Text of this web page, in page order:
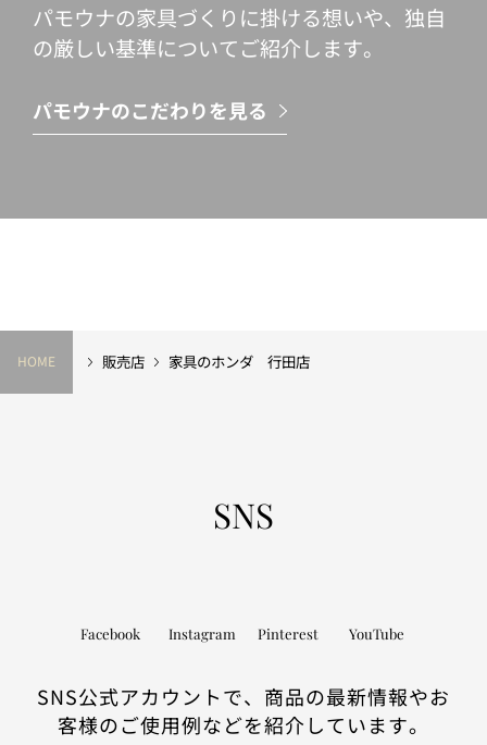
パモウナの家具づくりに掛ける想いや、独自
の厳しい基準についてご紹介します。
パモウナのこだわりを見る
HOME 販売店 家具のホンダ 行田店
SNS
Facebook Instagram Pinterest YouTube
SNS公式アカウントで、商品の最新情報やお
客様のご使用例などを紹介しています。